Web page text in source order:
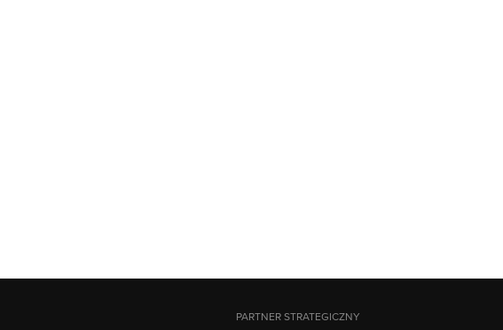
PARTNER STRATEGICZNY